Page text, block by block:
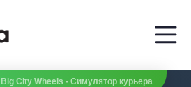
Big City Wheels - Симулятор курьера